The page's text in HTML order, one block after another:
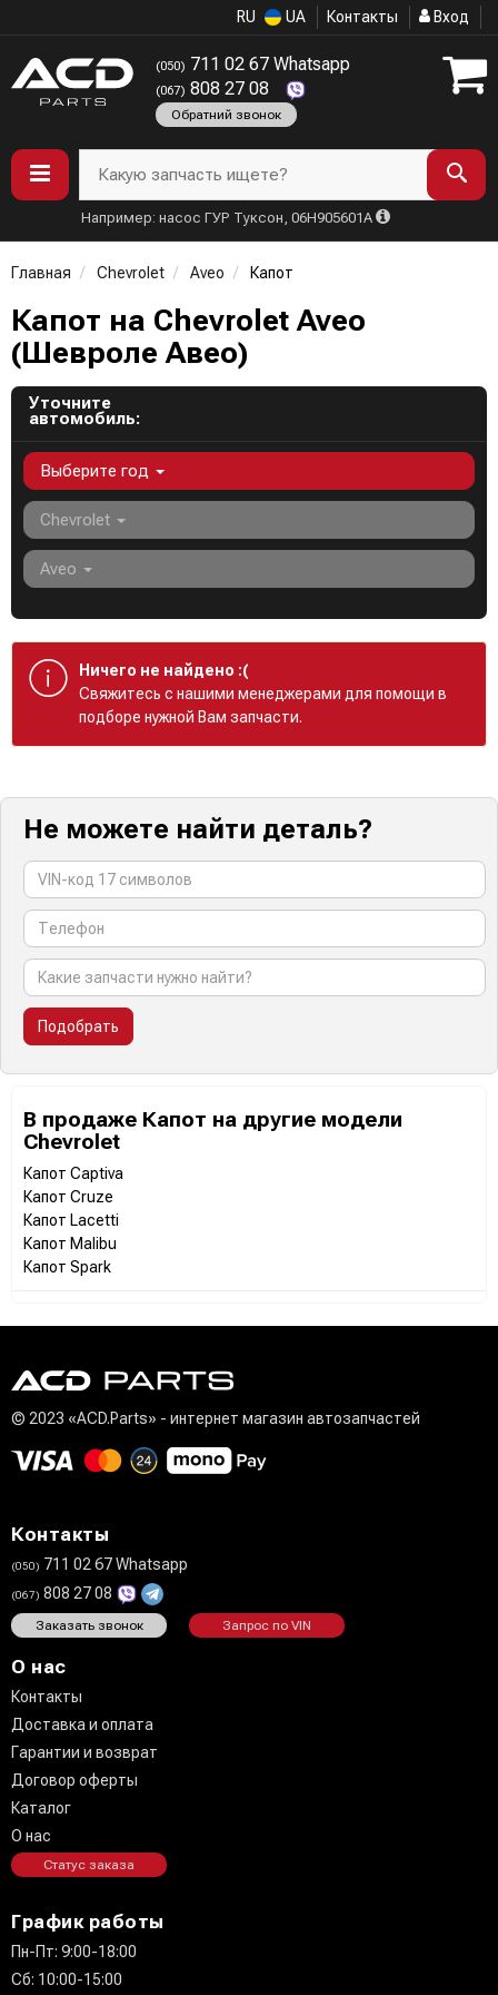
RU UA Контакты Вход
(050) 711 02 67 Whatsapp
(067) 808 27 08
Обратний звонок
Какую запчасть ищете?
Например: насос ГУР Туксон, 06H905601A
Главная Chevrolet Aveo Капот
Капот на Chevrolet Aveo
(Шевроле Авео)
Уточните
автомобиль:
Выберите год
Chevrolet
Aveo
Ничего не найдено :(
Cвяжитесь с нашими менеджерами для помощи в
подборе нужной Вам запчасти.
Не можете найти деталь?
Подобрать
В продаже Капот на другие модели
Chevrolet
Капот Captiva
Капот Cruze
Капот Lacetti
Капот Malibu
Капот Spark
© 2023 «ACD.Parts» - интернет магазин автозапчастей
Контакты
(050) 711 02 67 Whatsapp
(067) 808 27 08
Заказать звонок Запрос по VIN
О нас
Контакты
Доставка и оплата
Гарантии и возврат
Договор оферты
Каталог
О нас
Статус заказа
График работы
Пн-Пт: 9:00-18:00
Сб: 10:00-15:00